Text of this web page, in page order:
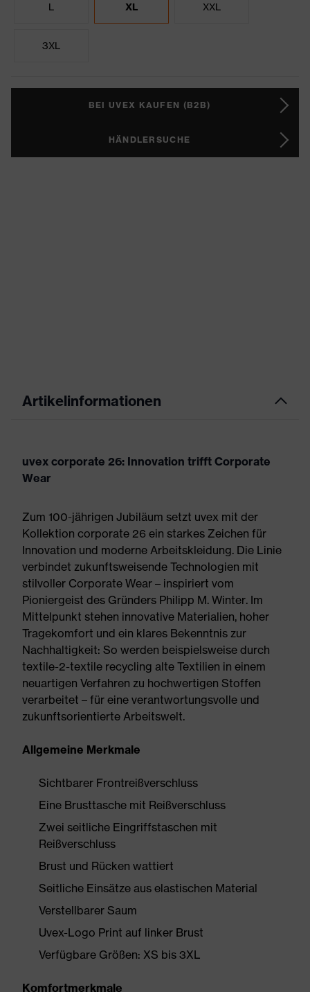
L XL XXL
3XL
BEI UVEX KAUFEN (B2B)
HÄNDLERSUCHE
Artikelinformationen
uvex corporate 26: Innovation trifft Corporate
Wear
Zum 100-jährigen Jubiläum setzt uvex mit der
Kollektion corporate 26 ein starkes Zeichen für
Innovation und moderne Arbeitskleidung. Die Linie
verbindet zukunftsweisende Technologien mit
stilvoller Corporate Wear – inspiriert vom
Pioniergeist des Gründers Philipp M. Winter. Im
Mittelpunkt stehen innovative Materialien, hoher
Tragekomfort und ein klares Bekenntnis zur
Nachhaltigkeit: So werden beispielsweise durch
textile-2-textile recycling alte Textilien in einem
neuartigen Verfahren zu hochwertigen Stoffen
verarbeitet – für eine verantwortungsvolle und
zukunftsorientierte Arbeitswelt.
Allgemeine Merkmale
Sichtbarer Frontreißverschluss
Eine Brusttasche mit Reißverschluss
Zwei seitliche Eingriffstaschen mit
Reißverschluss
Brust und Rücken wattiert
Seitliche Einsätze aus elastischen Material
Verstellbarer Saum
Uvex-Logo Print auf linker Brust
Verfügbare Größen: XS bis 3XL
Komfortmerkmale